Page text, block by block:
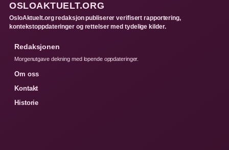
OSLOAKTUELT.ORG
OsloAktuelt.org redaksjon publiserer verifisert rapportering,
kontekstoppdateringer og rettelser med tydelige kilder.
Redaksjonen
Morgenutgave dekning med lopende oppdateringer.
Om oss
Kontakt
Historie